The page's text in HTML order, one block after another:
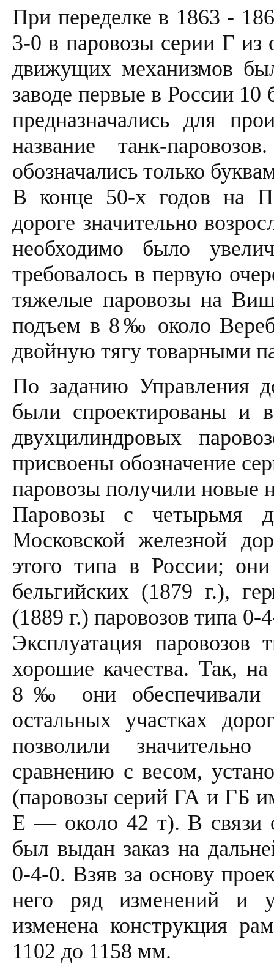
При переделке в 1863 -
3-0 в паровозы серии Г из
движущих механизмов
заводе первые в России 10
предназначались для
название танк-
обозначались только
В конце 50-х годов на
дороге значительно
необходимо было
требовалось в первую
тяжелые паровозы на
подъем в 8‰ около
двойную тягу товарными
По заданию Управления
были спроектированы и
двухцилиндровых
присвоены обозначение
паровозы получили новые
Паровозы с четырьмя
Московской железной
этого типа в России;
бельгийских (1879 г.),
(1889 г.) паровозов типа 0-
Эксплуатация
хорошие качества. Так,
8‰ они обеспечивали
остальных участках
позволили
сравнению с весом,
(паровозы серий ГА и ГБ
Е — около 42 т). В связи
был выдан заказ на
0-4-0. Взяв за основу
него ряд изменений и
изменена конструкция
1102 до 1158 мм.